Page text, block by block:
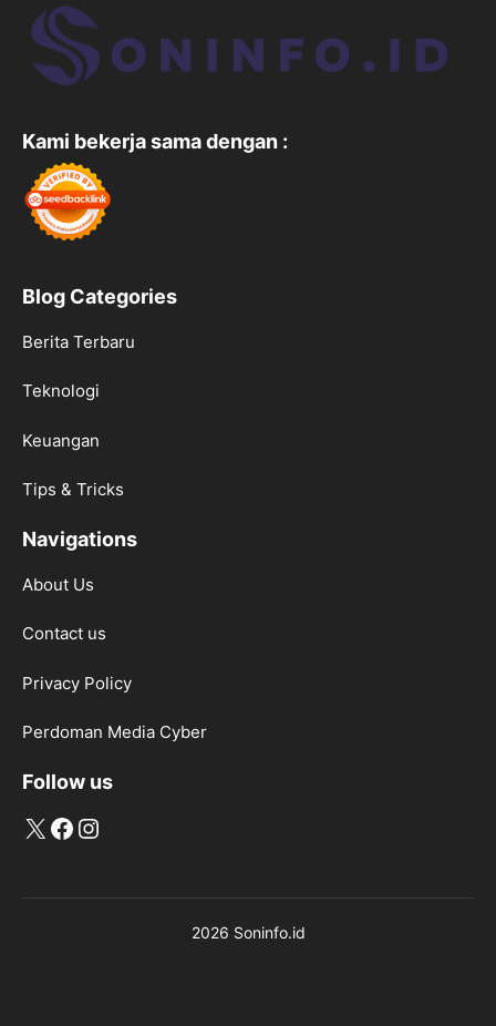
Kami bekerja sama dengan :
Blog Categories
Berita Terbaru
Teknologi
Keuangan
Tips & Tricks
Navigations
About Us
Contact us
Privacy Policy
Perdoman Media Cyber
Follow us
X Facebook
Instagram
2026 Soninfo.id